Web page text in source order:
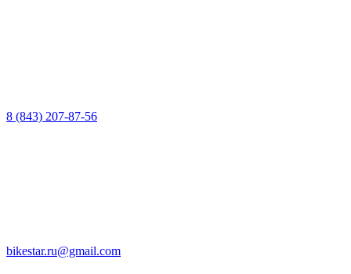
8 (843) 207-87-56
bikestar.ru@gmail.com